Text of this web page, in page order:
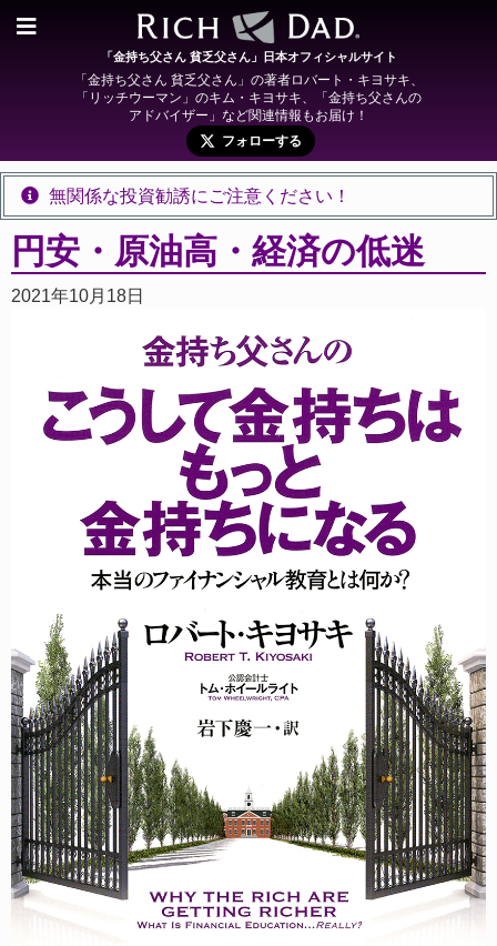
「金持ち父さん 貧乏父さん」日本オフィシャルサイト
「金持ち父さん 貧乏父さん」の著者ロバート・キヨサキ、
「リッチウーマン」のキム・キヨサキ、「金持ち父さんの
アドバイザー」など関連情報もお届け！
フォローする
無関係な投資勧誘にご注意ください！
円安・原油高・経済の低迷
2021年10月18日